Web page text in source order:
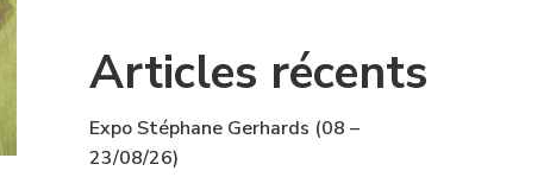
Articles récents
Expo Stéphane Gerhards (08 –
23/08/26)